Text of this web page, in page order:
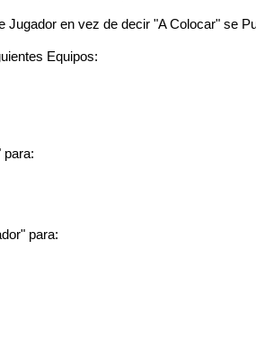
Jugador en vez de decir "A Colocar" se
Equipos:
para:
para: